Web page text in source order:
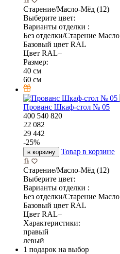
Старение/Масло-Мёд (12)
Выберите цвет:
Варианты отделки :
Без отделки/Старение Масло
Базовый цвет RAL
Цвет RAL+
Размер:
40 см
60 см
Прованс Шкаф-стол № 05
400 540 820
22 082
29 442
-25%
в корзину Товар в корзине
Старение/Масло-Мёд (12)
Выберите цвет:
Варианты отделки :
Без отделки/Старение Масло
Базовый цвет RAL
Цвет RAL+
Характеристики:
правый
левый
1 подарок на выбор